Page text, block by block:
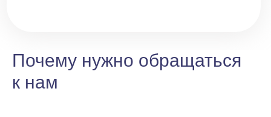
Почему нужно обращаться
к нам